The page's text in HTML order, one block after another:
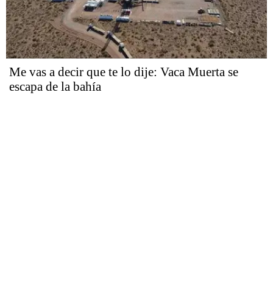
Me vas a decir que te lo dije: Vaca Muerta se
escapa de la bahía